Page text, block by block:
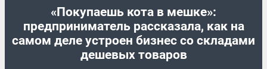
«Покупаешь кота в мешке»:
предприниматель рассказала, как на
самом деле устроен бизнес со складами
дешевых товаров